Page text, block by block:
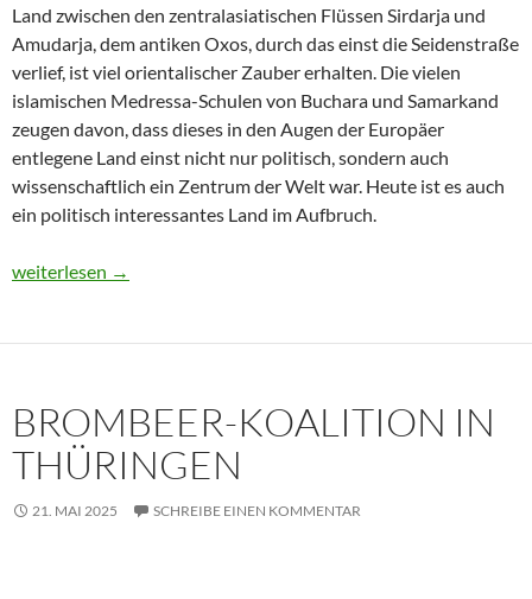
Land zwischen den zentralasiatischen Flüssen Sirdarja und
Amudarja, dem antiken Oxos, durch das einst die Seidenstraße
verlief, ist viel orientalischer Zauber erhalten. Die vielen
islamischen Medressa-Schulen von Buchara und Samarkand
zeugen davon, dass dieses in den Augen der Europäer
entlegene Land einst nicht nur politisch, sondern auch
wissenschaftlich ein Zentrum der Welt war. Heute ist es auch
ein politisch interessantes Land im Aufbruch.
Usbekistan 2025: Unterwegs in einem Land im Aufbruch
weiterlesen →
BROMBEER-KOALITION IN
THÜRINGEN
21. MAI 2025 SCHREIBE EINEN KOMMENTAR